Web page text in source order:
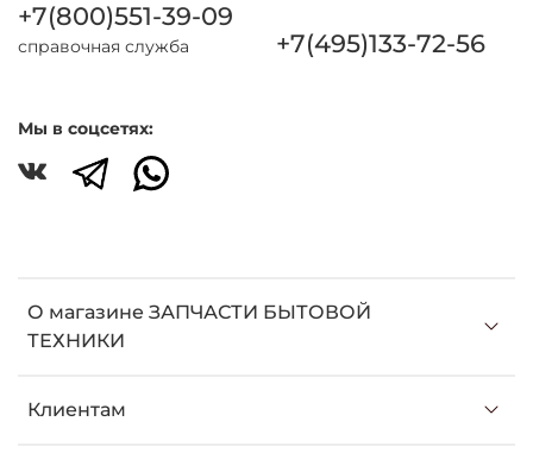
О магазине ЗАПЧАСТИ БЫТОВОЙ
ТЕХНИКИ
Клиентам
+7(800)551-39-09
справочная служба +7(495)133-72-56
Мы в соцсетях: